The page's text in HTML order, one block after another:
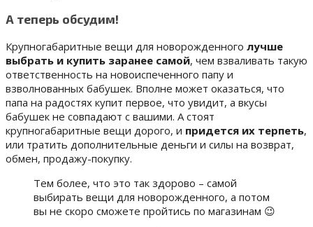
А теперь обсудим!
Крупногабаритные вещи для новорожденного лучше
выбрать и купить заранее самой, чем взваливать такую
ответственность на новоиспеченного папу и
взволнованных бабушек. Вполне может оказаться, что
папа на радостях купит первое, что увидит, а вкусы
бабушек не совпадают с вашими. А стоят
крупногабаритные вещи дорого, и придется их терпеть,
или тратить дополнительные деньги и силы на возврат,
обмен, продажу-покупку.
Тем более, что это так здорово – самой
выбирать вещи для новорожденного, а потом
вы не скоро сможете пройтись по магазинам 😉